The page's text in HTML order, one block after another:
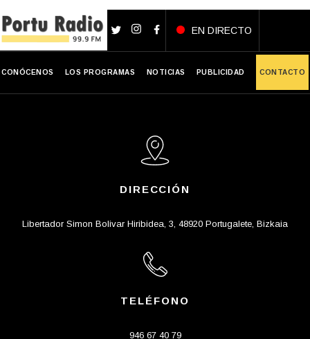
Facebook
X
LinkedInWhatsApp
EN DIRECTO
CONÓCENOS LOS PROGRAMAS NOTICIAS PUBLICIDAD CONTACTO
DIRECCIÓN
Libertador Simon Bolivar Hiribidea, 3, 48920 Portugalete, Bizkaia
TELÉFONO
946 67 40 79